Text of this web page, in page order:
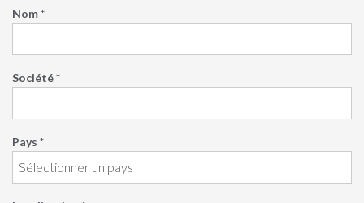
Nom *
Société *
Pays *